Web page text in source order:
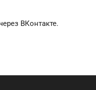
ВКонтакте.